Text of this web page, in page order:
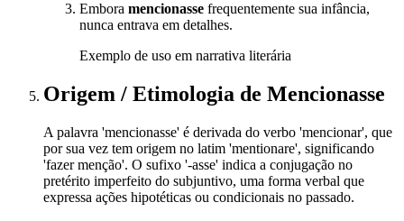
Embora mencionasse frequentemente sua infância,
nunca entrava em detalhes.
Exemplo de uso em narrativa literária
Origem / Etimologia de Mencionasse
A palavra 'mencionasse' é derivada do verbo 'mencionar', que
por sua vez tem origem no latim 'mentionare', significando
'fazer menção'. O sufixo '-asse' indica a conjugação no
pretérito imperfeito do subjuntivo, uma forma verbal que
expressa ações hipotéticas ou condicionais no passado.